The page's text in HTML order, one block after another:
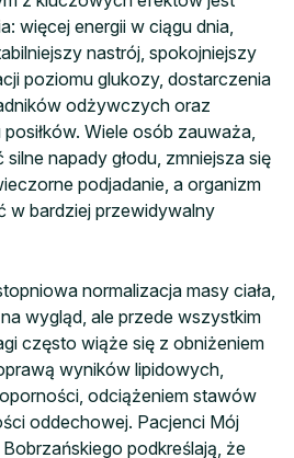
więcej energii w ciągu dnia,
nastrój, spokojniejszy
poziomu glukozy, dostarczenia
odżywczych oraz
Wiele osób zauważa,
napady głodu, zmniejsza się
podjadanie, a organizm
w bardziej przewidywalny
normalizacja masy ciała,
wygląd, ale przede wszystkim
często wiąże się z obniżeniem
wyników lipidowych,
odciążeniem stawów
oddechowej. Pacjenci Mój
podkreślają, że